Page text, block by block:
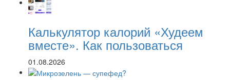
Калькулятор калорий «Худеем
вместе». Как пользоваться
01.08.2026